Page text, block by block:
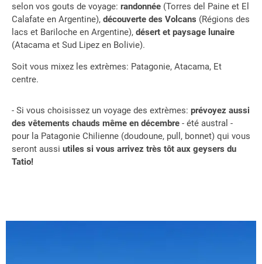
selon vos gouts de voyage: randonnée (Torres del Paine et El
Calafate en Argentine), découverte des Volcans (Régions des
lacs et Bariloche en Argentine), désert et paysage lunaire
(Atacama et Sud Lipez en Bolivie).
Soit vous mixez les extrèmes: Patagonie, Atacama, Et
centre.
- Si vous choisissez un voyage des extrèmes: prévoyez aussi
des vêtements chauds même en décembre - été austral -
pour la Patagonie Chilienne (doudoune, pull, bonnet) qui vous
seront aussi utiles si vous arrivez très tôt aux geysers du
Tatio!